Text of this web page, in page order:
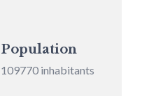
Population
109770 inhabitants